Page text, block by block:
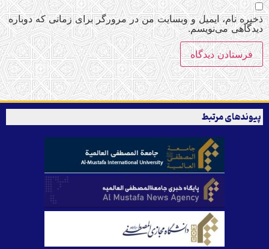
ذخیره نام، ایمیل و وبسایت من در مرورگر برای زمانی که دوباره
دیدگاهی می‌نویسم.
پیوندهای مرتبط